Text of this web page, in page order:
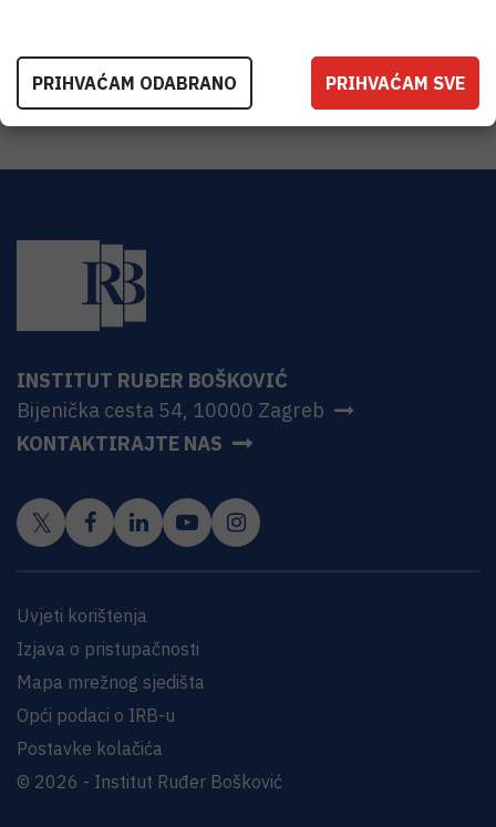
INSTITUT RUĐER BOŠKOVIĆ
Bijenička cesta 54, 10000 Zagreb
KONTAKTIRAJTE NAS
Uvjeti korištenja
Izjava o pristupačnosti
Mapa mrežnog sjedišta
Opći podaci o IRB-u
Postavke kolačića
© 2026 - Institut Ruđer Bošković
PRIHVAĆAM ODABRANO PRIHVAĆAM SVE